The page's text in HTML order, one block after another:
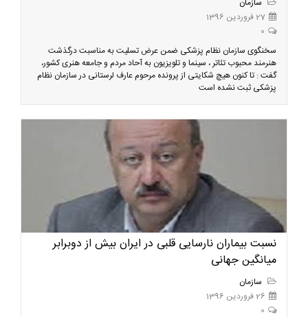
سازمان
27 فروردین 1396
0
سخنگوی سازمان نظام پزشکی ضمن عرض تسلیت به مناسبت درگذشت
هنرمند محبوب تئاتر ، سینما و تلویزیون به آحاد مردم و جامعه هنری کشور،
گفت : تا کنون هیچ شکایتی از پرونده مرحوم عارف لرستانی در سازمان نظام
پزشکی ثبت نشده است
نسبت بیماران نارسایی قلبی در ایران بیش از دوبرابر
میانگین جهانی
سازمان
26 فروردین 1396
0